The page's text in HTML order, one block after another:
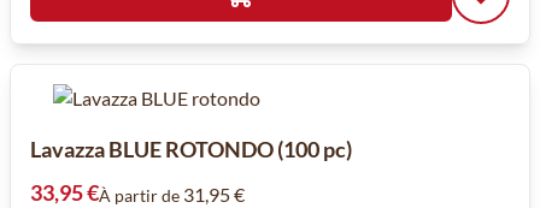
Lavazza BLUE ROTONDO (100 pc)
33,95 €À partir de 31,95 €